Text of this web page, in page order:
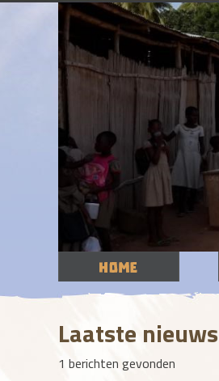
Laatste nieuws
1 berichten gevonden